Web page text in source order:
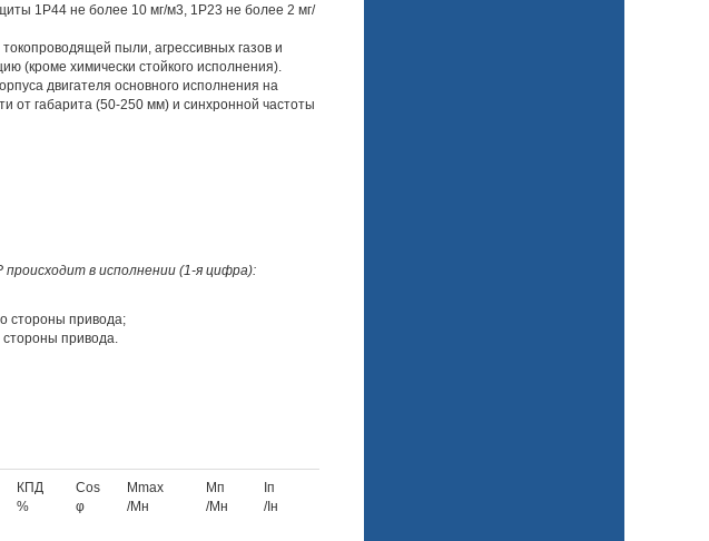
1Р44 не более 10 мг/м3, 1Р23 не более 2 мг/
пыли, агрессивных газов и
(кроме химически стойкого исполнения).
двигателя основного исполнения на
от габарита (50-250 мм) и синхронной частоты
в исполнении (1-я цифра):
стороны привода;
привода.
КПД
%
Cos
φ
Mmax
/Mн
Мп
/Мн
Iп
/Iн